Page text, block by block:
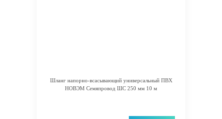
Шланг напорно-всасывающий универсальный ПВХ
НОВЭМ Семяпровод ШС 250 мм 10 м